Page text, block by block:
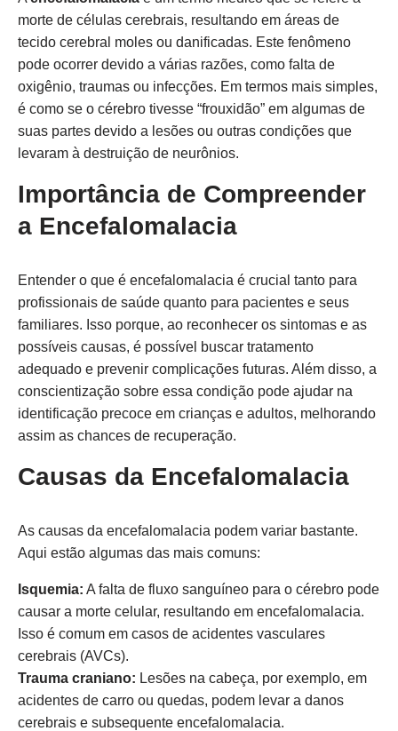
morte de células cerebrais, resultando em áreas de
tecido cerebral moles ou danificadas. Este fenômeno
pode ocorrer devido a várias razões, como falta de
oxigênio, traumas ou infecções. Em termos mais simples,
é como se o cérebro tivesse “frouxidão” em algumas de
suas partes devido a lesões ou outras condições que
levaram à destruição de neurônios.
Importância de Compreender
a Encefalomalacia
Entender o que é encefalomalacia é crucial tanto para
profissionais de saúde quanto para pacientes e seus
familiares. Isso porque, ao reconhecer os sintomas e as
possíveis causas, é possível buscar tratamento
adequado e prevenir complicações futuras. Além disso, a
conscientização sobre essa condição pode ajudar na
identificação precoce em crianças e adultos, melhorando
assim as chances de recuperação.
Causas da Encefalomalacia
As causas da encefalomalacia podem variar bastante.
Aqui estão algumas das mais comuns:
Isquemia: A falta de fluxo sanguíneo para o cérebro pode
causar a morte celular, resultando em encefalomalacia.
Isso é comum em casos de acidentes vasculares
cerebrais (AVCs).
Trauma craniano: Lesões na cabeça, por exemplo, em
acidentes de carro ou quedas, podem levar a danos
cerebrais e subsequente encefalomalacia.